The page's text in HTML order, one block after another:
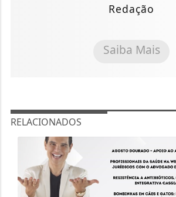
Redação
Saiba Mais
RELACIONADOS